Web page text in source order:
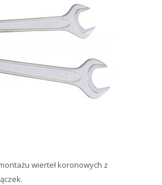
wierteł koronowych z